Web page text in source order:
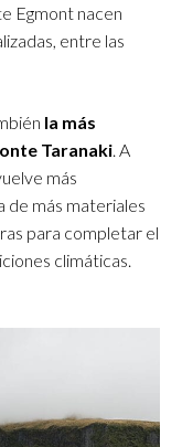
Egmont nacen
entre las
la más
Taranaki . A
más
de más materiales
para completar el
climáticas.